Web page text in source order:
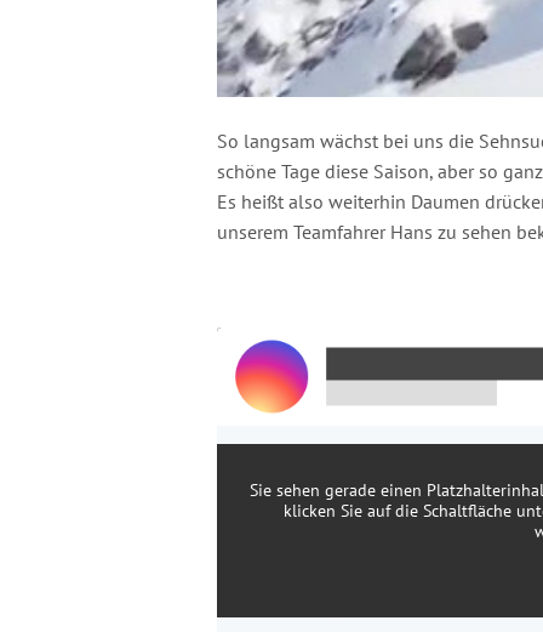
So langsam wächst bei uns die
schöne Tage diese Saison, aber so
Es heißt also weiterhin Daumen
unserem Teamfahrer Hans zu sehen
Sie sehen gerade einen
klicken Sie auf die Schaltfläche